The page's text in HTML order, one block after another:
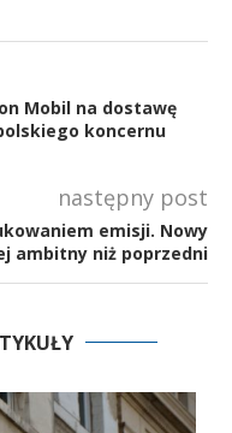
Mobil na dostawę
koncernu
następny post
emisji. Nowy
ambitny niż poprzedni